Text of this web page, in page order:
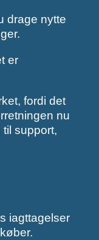
drage nytte
er
fordi det
nu
support,
iagttagelser